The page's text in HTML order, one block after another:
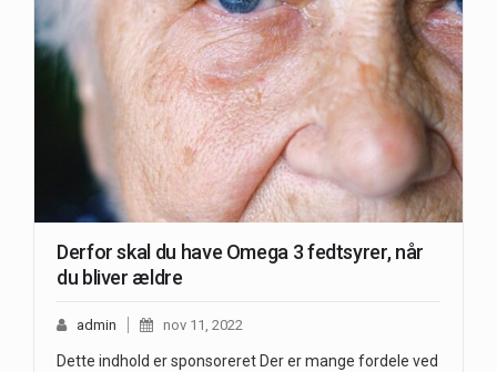
Derfor skal du have Omega 3 fedtsyrer, når
du bliver ældre
admin nov 11, 2022
Dette indhold er sponsoreret Der er mange fordele ved